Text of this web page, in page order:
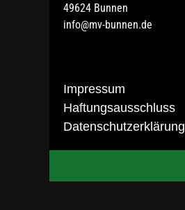
49624 Bunnen
info@mv-bunnen.de
Impressum
Haftungsausschluss
Datenschutzerklärung